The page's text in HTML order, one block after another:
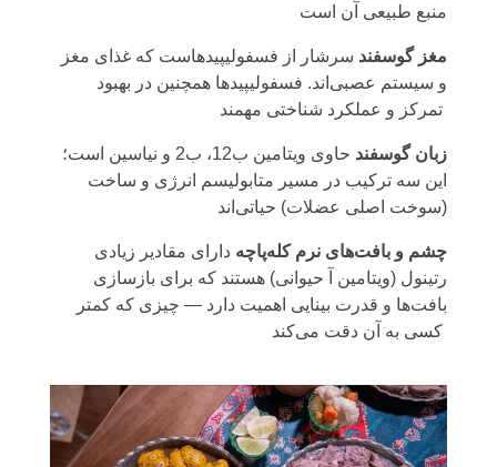
منبع طبیعی آن است
مغز گوسفند سرشار از فسفولیپیدهاست که غذای مغز
و سیستم عصبی‌اند. فسفولیپیدها همچنین در بهبود
زبان گوسفند
حاوی ویتامین ب12، ب2 و نیاسین است؛
این سه ترکیب در مسیر متابولیسم انرژی و ساخت
(سوخت اصلی عضلات) حیاتی‌اند
چشم و بافت‌های نرم کله‌پاچه دارای مقادیر زیادی
رتینول (ویتامین آ حیوانی) هستند که برای بازسازی
بافت‌ها و قدرت بینایی اهمیت دارد — چیزی که کمتر